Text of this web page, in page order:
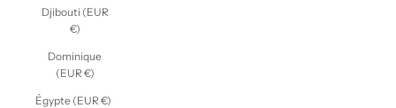
Djibouti (EUR
€)
Dominique
(EUR €)
Égypte (EUR €)